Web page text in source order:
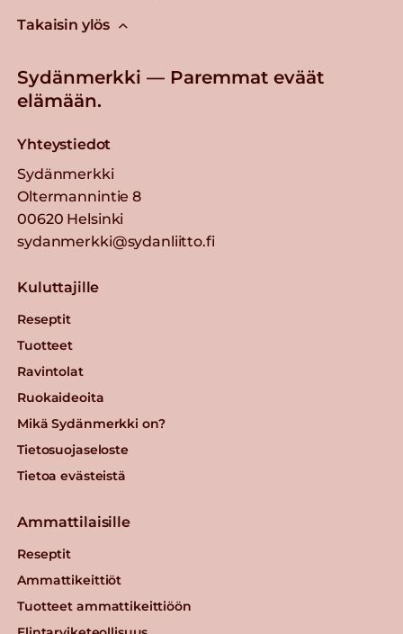
Takaisin ylös
Sydänmerkki — Paremmat eväät
elämään.
Yhteystiedot
Sydänmerkki
Oltermannintie 8
00620 Helsinki
sydanmerkki@sydanliitto.fi
Kuluttajille
Reseptit
Tuotteet
Ravintolat
Ruokaideoita
Mikä Sydänmerkki on?
Tietosuojaseloste
Tietoa evästeistä
Ammattilaisille
Reseptit
Ammattikeittiöt
Tuotteet ammattikeittiöön